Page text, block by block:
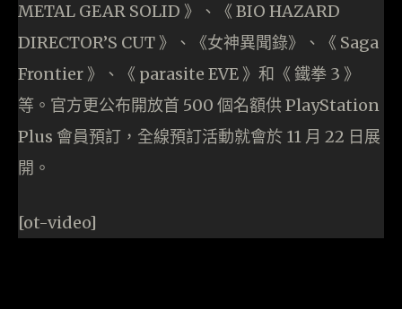
METAL GEAR SOLID 》、《 BIO HAZARD
DIRECTOR’S CUT 》、《女神異聞錄》、《 Saga
Frontier 》、《 parasite EVE 》和《 鐵拳 3 》
等。官方更公布開放首 500 個名額供 PlayStation
Plus 會員預訂，全線預訂活動就會於 11 月 22 日展
開。
[ot-video]